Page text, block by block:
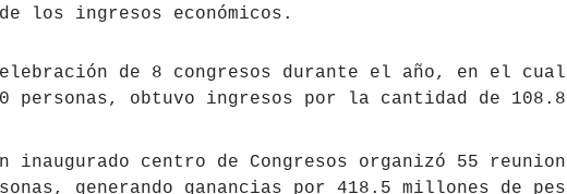
los ingresos económicos.
de 8 congresos durante el año, en el cual
personas, obtuvo ingresos por la cantidad de 108.8
centro de Congresos organizó 55
generando ganancias por 418.5 millones de